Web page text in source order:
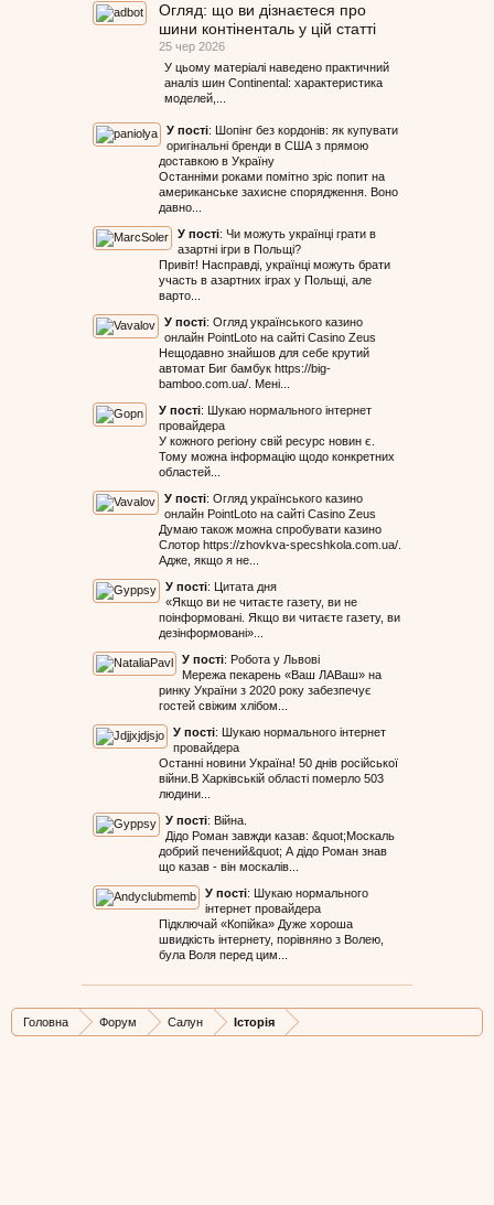
Огляд: що ви дізнаєтеся про
шини контіненталь у цій статті
25 чер 2026
У цьому матеріалі наведено практичний
аналіз шин Continental: характеристика
моделей,...
У пості: Шопінг без кордонів: як купувати
оригінальні бренди в США з прямою
доставкою в Україну
Останніми роками помітно зріс попит на
американське захисне спорядження. Воно
давно...
У пості: Чи можуть українці грати в
азартні ігри в Польщі?
Привіт! Насправді, українці можуть брати
участь в азартних іграх у Польщі, але
варто...
У пості: Огляд українського казино
онлайн PointLoto на сайті Casino Zeus
Нещодавно знайшов для себе крутий
автомат Биг бамбук https://big-
bamboo.com.ua/. Мені...
У пості: Шукаю нормального інтернет
провайдера
У кожного регіону свій ресурс новин є.
Тому можна інформацію щодо конкретних
областей...
У пості: Огляд українського казино
онлайн PointLoto на сайті Casino Zeus
Думаю також можна спробувати казино
Слотор https://zhovkva-specshkola.com.ua/.
Адже, якщо я не...
У пості: Цитата дня
«Якщо ви не читаєте газету, ви не
поінформовані. Якщо ви читаєте газету, ви
дезінформовані»...
У пості: Робота у Львові
Мережа пекарень «Ваш ЛАВаш» на
ринку України з 2020 року забезпечує
гостей свіжим хлібом...
У пості: Шукаю нормального інтернет
провайдера
Останні новини Україна! 50 днів російської
війни.В Харківській області померло 503
людини...
У пості: Війна.
Дідо Роман завжди казав: &quot;Москаль
добрий печений&quot; А дідо Роман знав
що казав - він москалів...
У пості: Шукаю нормального
інтернет провайдера
Підключай «Копійка» Дуже хороша
швидкість інтернету, порівняно з Волею,
була Воля перед цим...
Головна Форум Салун Історія